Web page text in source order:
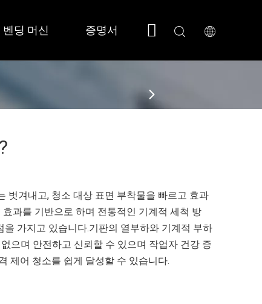
벤딩 머신 증명서 회사 소개
벗겨내고, 청소 대상 표면 부착물을 빠르고 효과
과를 기반으로 하며 전통적인 기계적 세척 방
가지고 있습니다.기판의 열부하와 기계적 부하
으며 안전하고 신뢰할 수 있으며 작업자 건강 증
제어 청소를 쉽게 달성할 수 있습니다.